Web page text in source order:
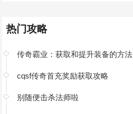
热门攻略
传奇霸业：获取和提升装备的方法
cqsf传奇首充奖励获取攻略
别随便击杀法师啦